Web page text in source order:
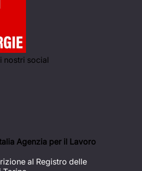
nostri social
Agenzia per il Lavoro
al Registro delle